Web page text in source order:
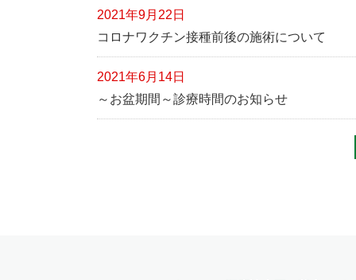
2021年9月22日
コロナワクチン接種前後の施術について
2021年6月14日
～お盆期間～診療時間のお知らせ